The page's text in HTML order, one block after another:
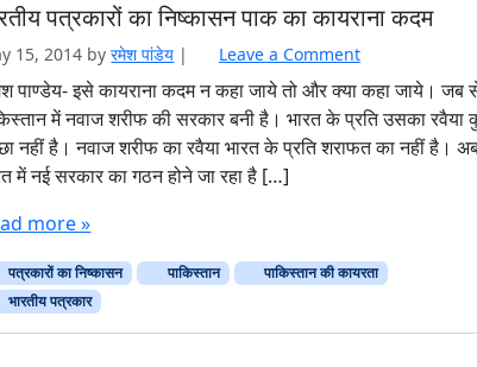
पत्रकारों का निष्कासन पाक का कायराना कदम
15, 2014 byरमेश पांडेय | Leave a Comment
पाण्डेय- इसे कायराना कदम न कहा जाये तो और क्या कहा जाये। जब
में नवाज शरीफ की सरकार बनी है। भारत के प्रति उसका रवैया
नहीं है। नवाज शरीफ का रवैया भारत के प्रति शराफत का नहीं है।
में नई सरकार का गठन होने जा रहा है […]
more »
पत्रकारों का निष्कासन पाकिस्तान
पाकिस्तान की कायरता
भारतीय पत्रकार